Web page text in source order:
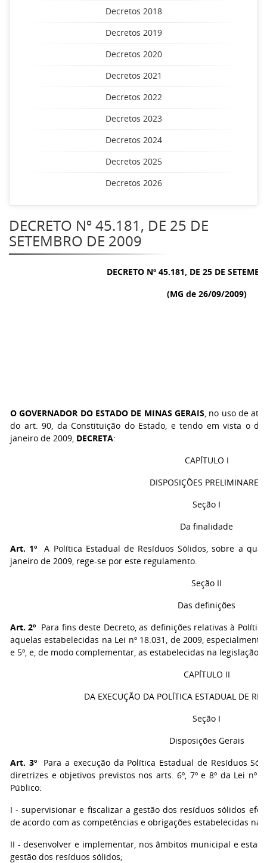
Decretos 2018
Decretos 2019
Decretos 2020
Decretos 2021
Decretos 2022
Decretos 2023
Decretos 2024
Decretos 2025
Decretos 2026
DECRETO Nº 45.181, DE 25 DE
SETEMBRO DE 2009
DECRETO Nº 45.181, DE 25 DE
(MG de 26/09/2009)
O GOVERNADOR DO ESTADO DE MINAS GERAIS, no uso de
do art. 90, da Constituição do Estado, e tendo em vista o
janeiro de 2009, DECRETA:
CAPÍTULO I
DISPOSIÇÕES PRELIMINARES
Seção I
Da finalidade
Art. 1º A Política Estadual de Resíduos Sólidos, sobre a
janeiro de 2009, rege-se por este regulamento.
Seção II
Das definições
Art. 2º Para fins deste Decreto, as definições relativas à
aquelas estabelecidas na Lei nº 18.031, de 2009,
e 5º, e, de modo complementar, as estabelecidas na legislação
CAPÍTULO II
DA EXECUÇÃO DA POLÍTICA ESTADUAL DE
Seção I
Disposições Gerais
Art. 3ºPara a execução da Política Estadual de Resíduos
diretrizes e objetivos previstos nos arts. 6º, 7º e 8º da Lei nº
Público:
I - supervisionar e fiscalizar a gestão dos resíduos sólidos
de acordo com as competências e obrigações estabelecidas na
II - desenvolver e implementar, nos âmbitos municipal e
gestão dos resíduos sólidos;